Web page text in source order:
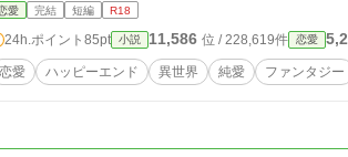
の認められた勇者の嫁になるということを知ったステ
《約束のお願い》』を迫って
愛 完結 短編 R18
24h.ポイント 85pt 小説 11,586 位 / 228,619件 恋愛
恋愛 ハッピーエンド 異世界 純愛 ファンタジー